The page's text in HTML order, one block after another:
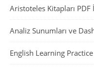
Aristoteles Kitapları PDF
Analiz Sunumları ve
English Learning Practice